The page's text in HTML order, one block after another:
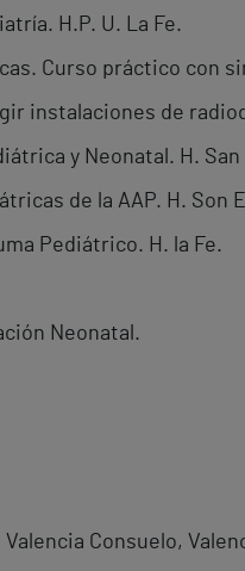
H.P. U. La Fe.
Curso práctico con
instalaciones de
y Neonatal. H. San
de la AAP. H. Son
Pediátrico. H. la Fe.
Neonatal.
Valencia Consuelo,